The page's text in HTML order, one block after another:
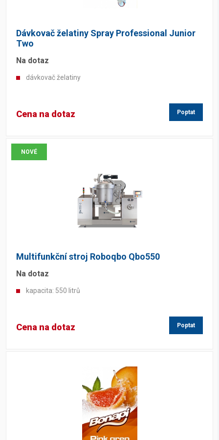
Dávkovač želatiny Spray Professional Junior
Two
Na dotaz
dávkovač želatiny
Cena na dotaz Poptat
NOVÉ
Multifunkční stroj Roboqbo Qbo550
Na dotaz
kapacita: 550 litrů
Cena na dotaz Poptat